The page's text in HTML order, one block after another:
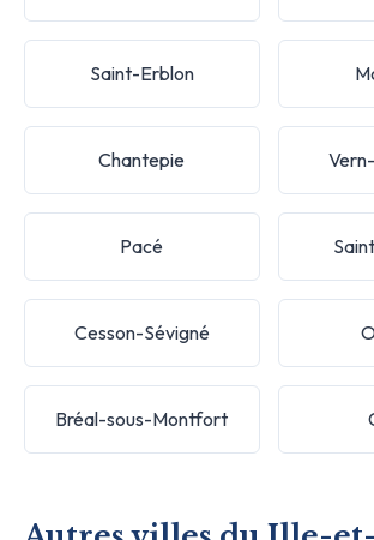
Saint-Erblon
Chantepie
Pacé
Cesson-Sévigné
Bréal-sous-Montfort